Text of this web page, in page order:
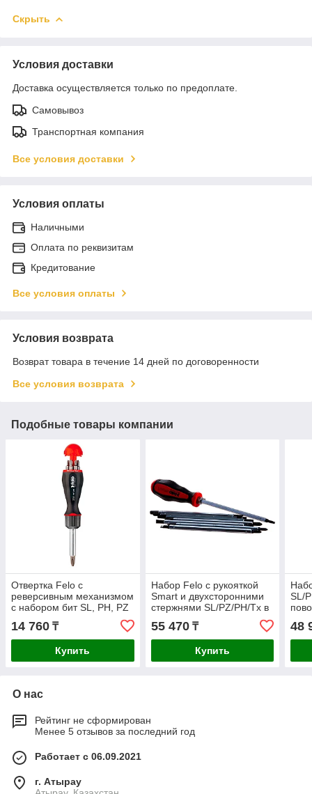
Скрыть
Условия доставки
Доставка осуществляется только по предоплате.
Самовывоз
Транспортная компания
Все условия доставки
Условия оплаты
Наличными
Оплата по реквизитам
Кредитование
Все условия оплаты
Условия возврата
Возврат товара в течение 14 дней по договоренности
Все условия возврата
Подобные товары компании
Отвертка Felo с
реверсивным механизмом
с набором бит SL, PH, PZ
8шт. 37400405
14 760 ₸
Купить
Набор Felo с рукояткой
Smart и двухсторонними
стержнями SL/PZ/PH/Tx в
чехле 06080904
55 470₸
Купить
SL/
48
О нас
Рейтинг не сформирован
Менее 5 отзывов за последний год
Работает с 06.09.2021
г. Атырау